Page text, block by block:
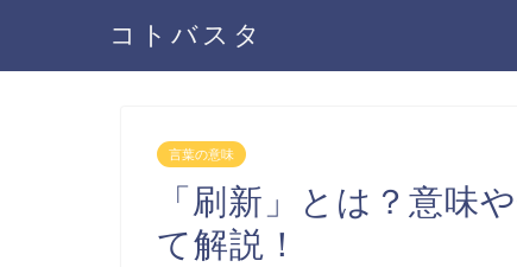
コトバスタ
言葉の意味
「刷新」とは？意味
て解説！